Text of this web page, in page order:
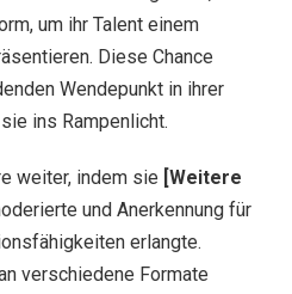
um ihr Talent einem
Diese Chance
Wendepunkt in ihrer
ins Rampenlicht.
weiter, indem sie [Weitere
und Anerkennung für
erlangte.
verschiedene Formate